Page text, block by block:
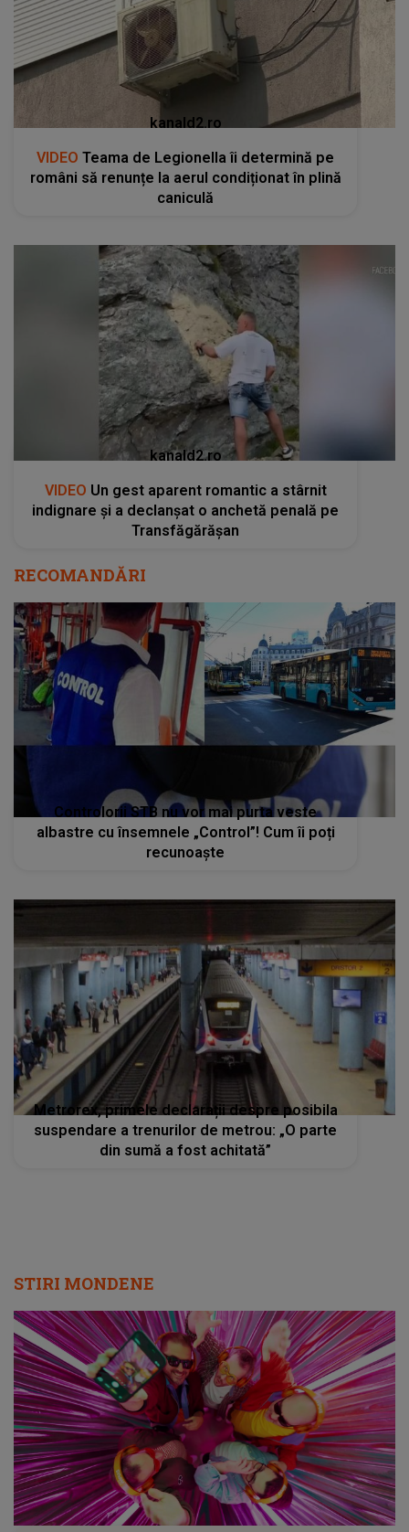
kanald2.ro
VIDEO Teama de Legionella îi determină pe
români să renunțe la aerul condiționat în plină
caniculă
kanald2.ro
VIDEO Un gest aparent romantic a stârnit
indignare și a declanșat o anchetă penală pe
Transfăgărășan
RECOMANDĂRI
Controlorii STB nu vor mai purta veste
albastre cu însemnele „Control”! Cum îi poți
recunoaște
Metrorex, primele declarații despre posibila
suspendare a trenurilor de metrou: „O parte
din sumă a fost achitată”
STIRI MONDENE